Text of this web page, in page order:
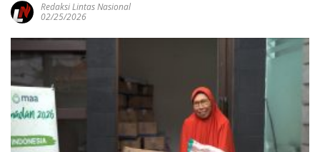
Redaksi Lintas Nasional
02/25/2026